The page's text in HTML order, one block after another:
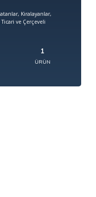
Kiralayanlar,
ve Çerçeveli
1
ÜRÜN